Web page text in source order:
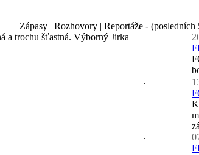
Zápasy | Rozhovory | Reportáže - (posledních
a trochu šťastná. Výborný Jirka